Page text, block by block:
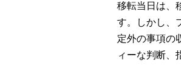
移転当日は、
す。しかし、
定外の事項の
ィーな判断、